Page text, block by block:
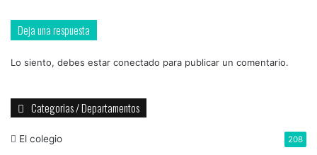
Deja una respuesta
Lo siento, debes estar conectado para publicar un comentario.
Categorias / Departamentos
El colegio 208